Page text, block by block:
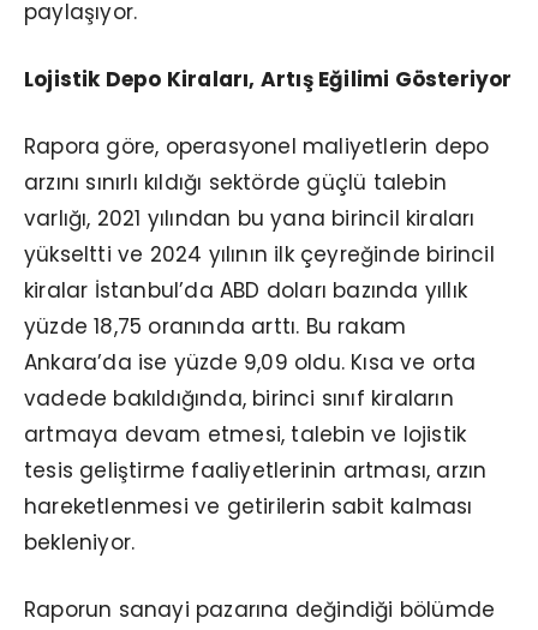
paylaşıyor.
Lojistik Depo Kiraları, Artış Eğilimi Gösteriyor
Rapora göre, operasyonel maliyetlerin depo
arzını sınırlı kıldığı sektörde güçlü talebin
varlığı, 2021 yılından bu yana birincil kiraları
yükseltti ve 2024 yılının ilk çeyreğinde birincil
kiralar İstanbul’da ABD doları bazında yıllık
yüzde 18,75 oranında arttı. Bu rakam
Ankara’da ise yüzde 9,09 oldu. Kısa ve orta
vadede bakıldığında, birinci sınıf kiraların
artmaya devam etmesi, talebin ve lojistik
tesis geliştirme faaliyetlerinin artması, arzın
hareketlenmesi ve getirilerin sabit kalması
bekleniyor.
Raporun sanayi pazarına değindiği bölümde